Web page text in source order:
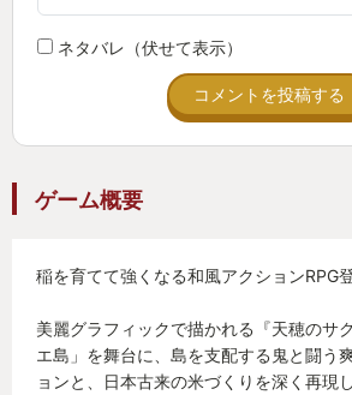
ネタバレ（伏せて表示）
コメントを投稿する
ゲーム概要
稲を育てて強くなる和風アクションRPG
美麗グラフィックで描かれる『天穂のサ
エ島」を舞台に、島を支配する鬼と闘う
ョンと、日本古来の米づくりを深く再現